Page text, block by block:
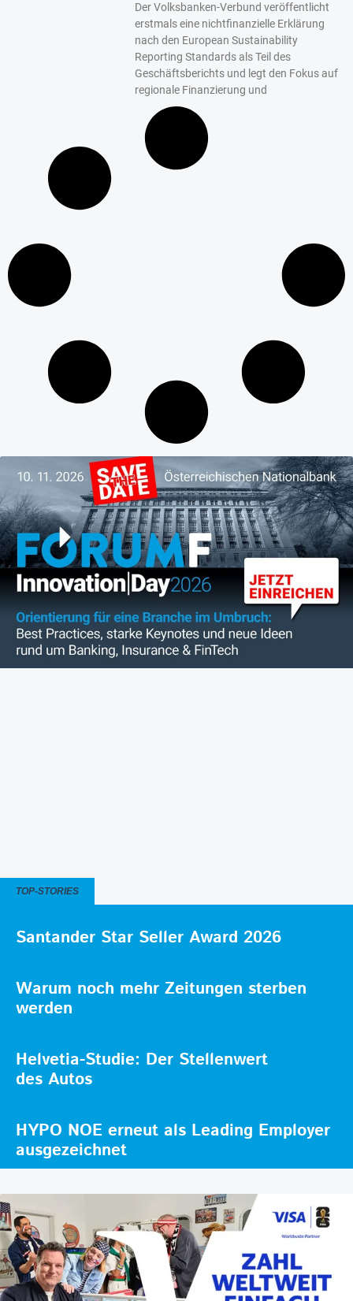
Der Volksbanken-Verbund veröffentlicht
erstmals eine nichtfinanzielle Erklärung
nach den European Sustainability
Reporting Standards als Teil des
Geschäftsberichts und legt den Fokus auf
regionale Finanzierung und
TOP-STORIES
Santander Star Seller Award 2026
Warum noch mehr Zeitungen sterben
werden
Helvetia-Studie: Der Stellenwert
des Autos
HYPO NOE erneut als Leading Employer
ausgezeichnet